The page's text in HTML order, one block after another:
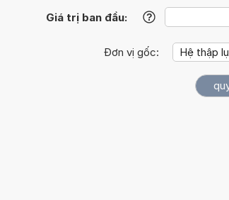
Giá trị ban đầu: ?
Đơn vị gốc: